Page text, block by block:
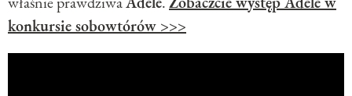
konkursie sobowtórów >>>